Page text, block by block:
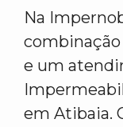
Na
e um
em Atibaia.